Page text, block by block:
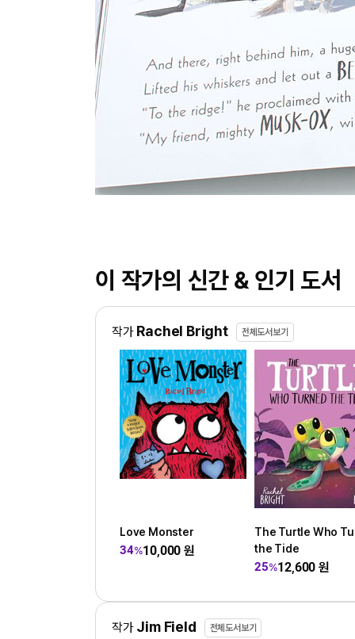
이 작가의 신간 & 인기 도서
작가 Rachel Bright 전체도서보기
Love Monster
34%10,000원
The Turtle Who
the Tide
25%12,600원
작가 Jim Field 전체도서보기